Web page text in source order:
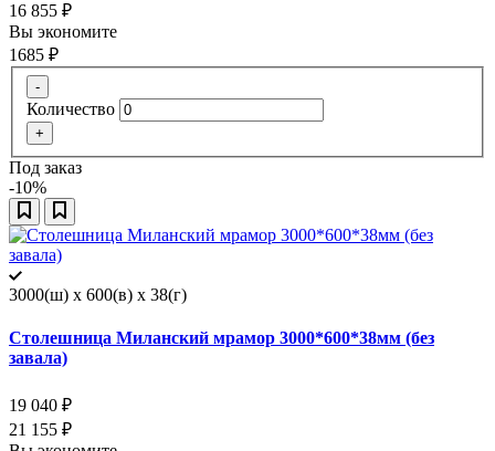
16 855 ₽
Вы экономите
1685 ₽
-
Количество
+
Под заказ
-10%
3000(ш) x 600(в) x 38(г)
Столешница Миланский мрамор 3000*600*38мм (без
завала)
19 040 ₽
21 155 ₽